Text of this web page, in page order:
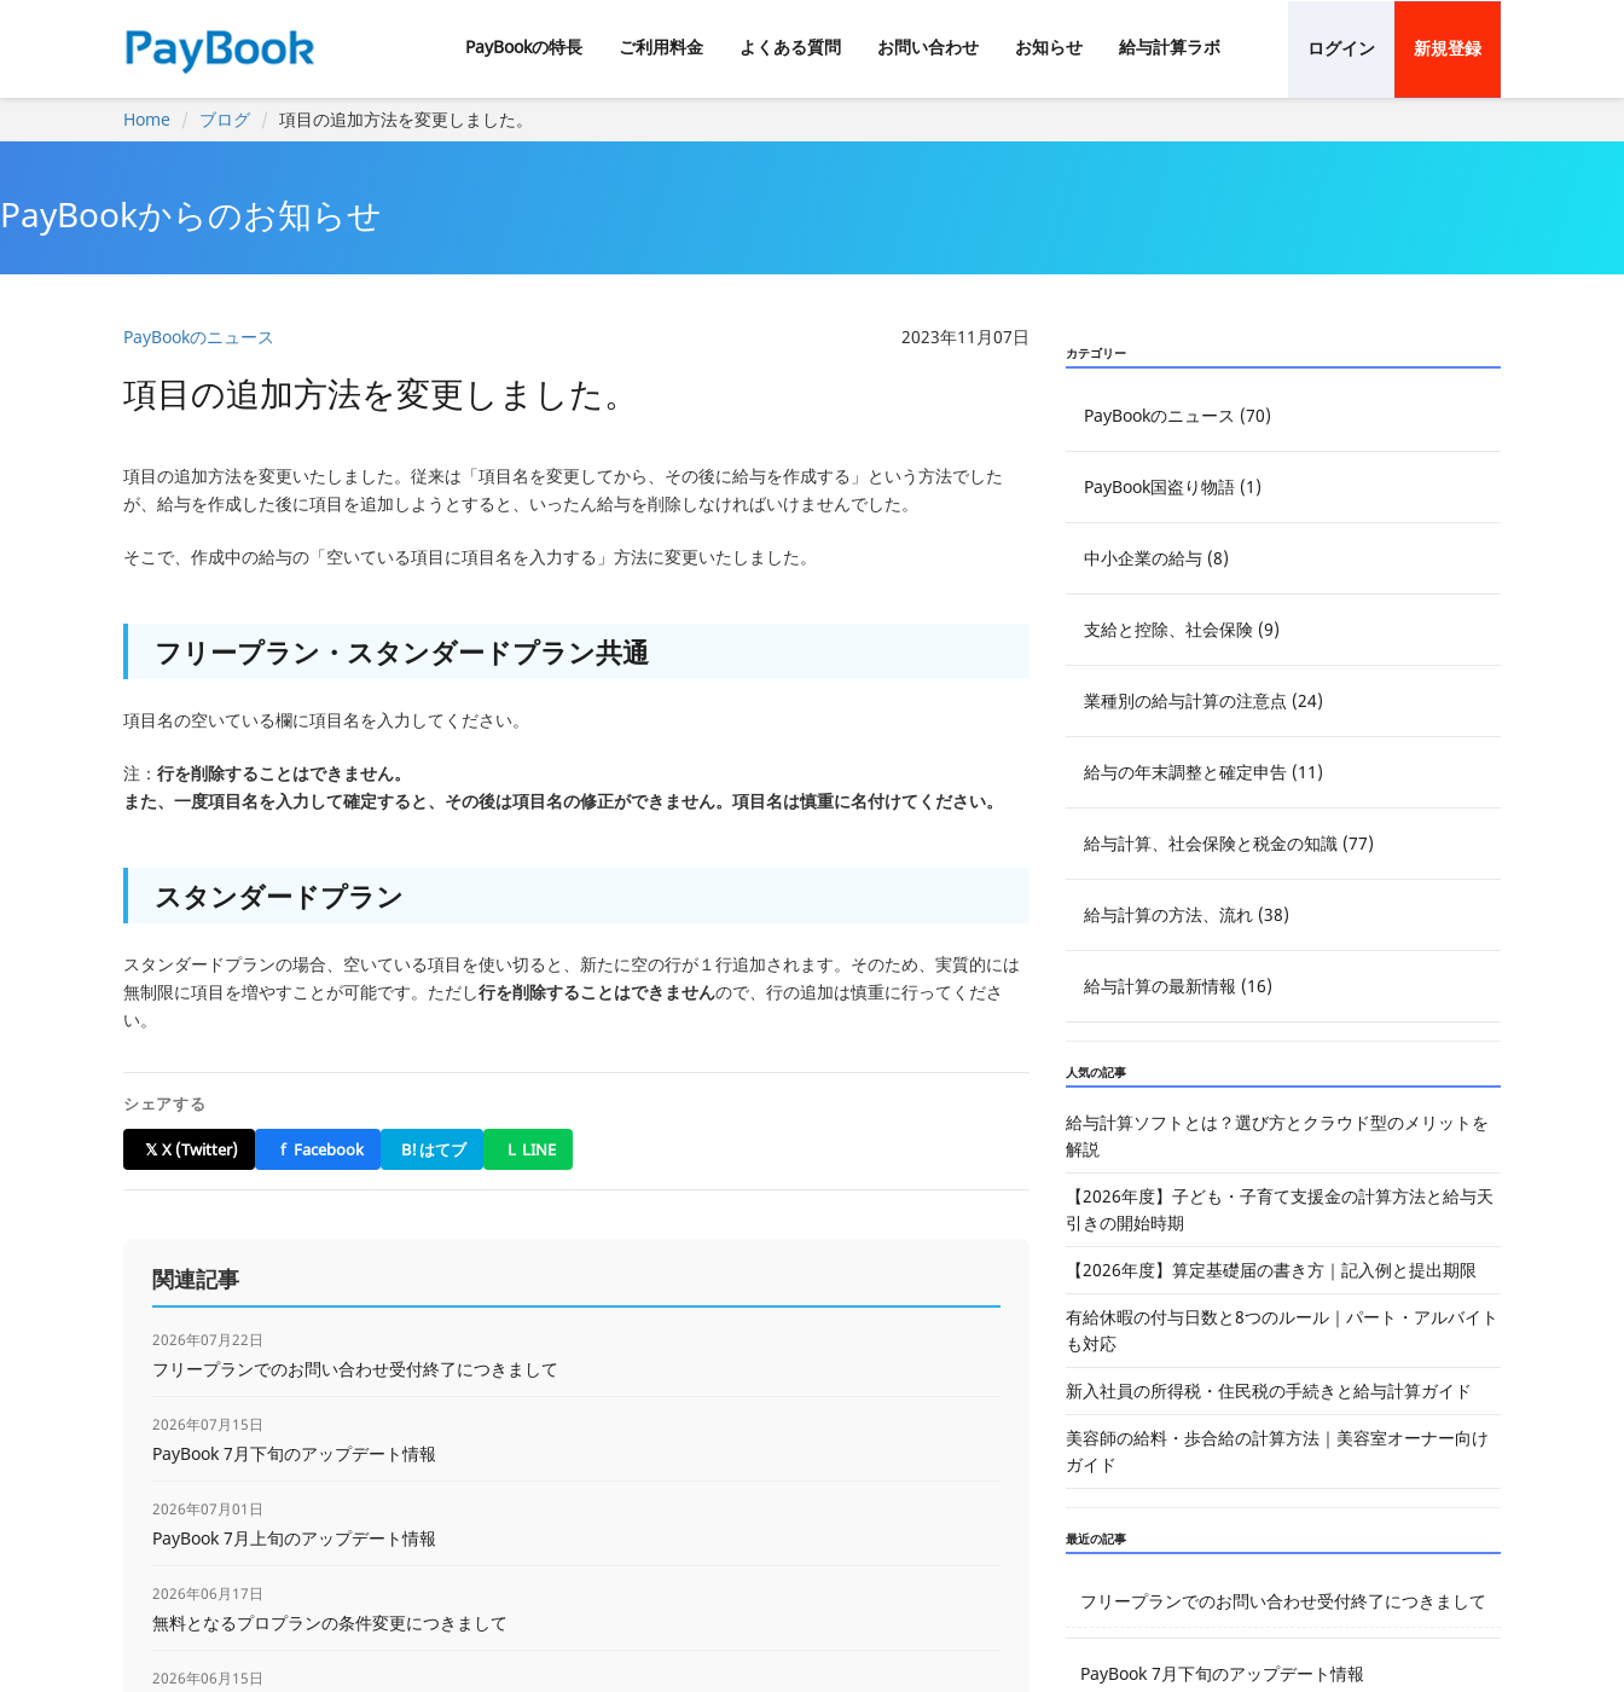
PayBookの特長 ご利用料金 よくある質問 お問い合わせ お知らせ 給与計算ラボ ログイン 新規登録
Home ブログ 項目の追加方法を変更しました。
PayBookからのお知らせ
PayBookのニュース 2023年11月07日
項目の追加方法を変更しました。
項目の追加方法を変更いたしました。従来は「項目名を変更してから、その後に給与を作成する」という方法でした
が、給与を作成した後に項目を追加しようとすると、いったん給与を削除しなければいけませんでした。
そこで、作成中の給与の「空いている項目に項目名を入力する」方法に変更いたしました。
フリープラン・スタンダードプラン共通
項目名の空いている欄に項目名を入力してください。
注： 行を削除することはできません。
また、一度項目名を入力して確定すると、その後は項目名の修正ができません。項目名は慎重に名付けてください。
スタンダードプラン
スタンダードプランの場合、空いている項目を使い切ると、新たに空の行が１行追加されます。そのため、実質的には
無制限に項目を増やすことが可能です。ただし行を削除することはできませんので、行の追加は慎重に行ってくださ
い。
シェアする
𝕏 X (Twitter) f Facebook B! はてブ L LINE
関連記事
2026年07月22日
フリープランでのお問い合わせ受付終了につきまして
2026年07月15日
PayBook 7月下旬のアップデート情報
2026年07月01日
PayBook 7月上旬のアップデート情報
2026年06月17日
無料となるプロプランの条件変更につきまして
2026年06月15日
カテゴリー
PayBookのニュース (70)
PayBook国盗り物語 (1)
中小企業の給与 (8)
支給と控除、社会保険 (9)
業種別の給与計算の注意点 (24)
給与の年末調整と確定申告 (11)
給与計算、社会保険と税金の知識 (77)
給与計算の方法、流れ (38)
給与計算の最新情報 (16)
人気の記事
給与計算ソフトとは？選び方とクラウド型のメリットを
解説
【2026年度】子ども・子育て支援金の計算方法と給与天
引きの開始時期
【2026年度】算定基礎届の書き方｜記入例と提出期限
有給休暇の付与日数と8つのルール｜パート・アルバイト
も対応
新入社員の所得税・住民税の手続きと給与計算ガイド
美容師の給料・歩合給の計算方法｜美容室オーナー向け
ガイド
最近の記事
フリープランでのお問い合わせ受付終了につきまして
PayBook 7月下旬のアップデート情報